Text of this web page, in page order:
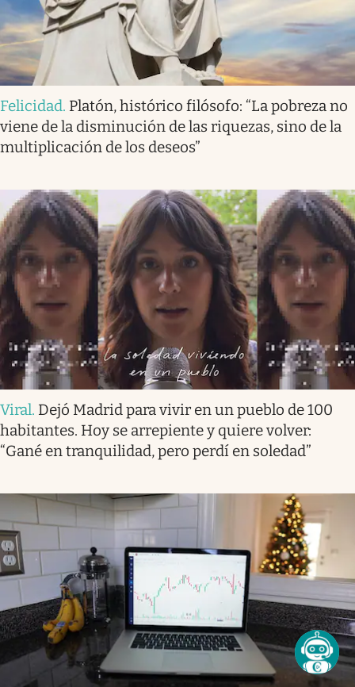
Felicidad. Platón, histórico filósofo: “La pobreza no
viene de la disminución de las riquezas, sino de la
multiplicación de los deseos”
Viral. Dejó Madrid para vivir en un pueblo de 100
habitantes. Hoy se arrepiente y quiere volver:
“Gané en tranquilidad, pero perdí en soledad”